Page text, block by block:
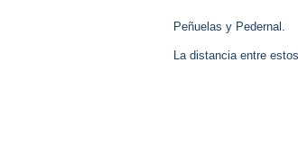
Peñuelas y Pedernal.
La distancia entre